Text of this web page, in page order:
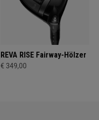
REVA RISE Fairway-Hölzer
€ 349,00